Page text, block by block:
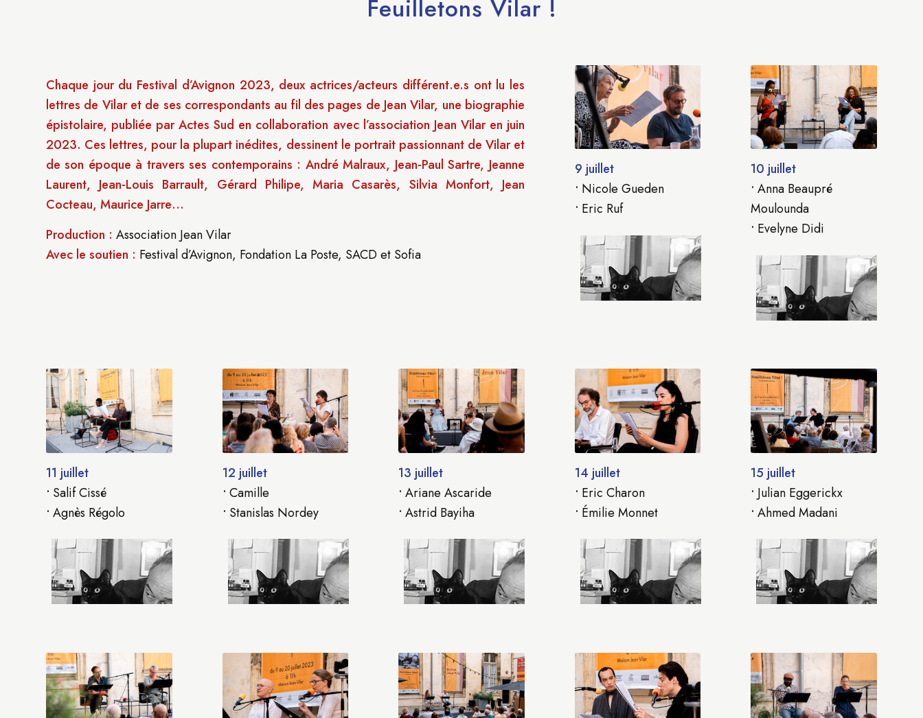
Feuilletons Vilar !
Chaque jour du Festival d’Avignon 2023, deux actrices/acteurs différent.e.s ont lu les
lettres de Vilar et de ses correspondants au fil des pages de Jean Vilar, une biographie
épistolaire, publiée par Actes Sud en collaboration avec l’association Jean Vilar en juin
2023. Ces lettres, pour la plupart inédites, dessinent le portrait passionnant de Vilar et
de son époque à travers ses contemporains : André Malraux, Jean-Paul Sartre, Jeanne
Laurent, Jean-Louis Barrault, Gérard Philipe, Maria Casarès, Silvia Monfort, Jean
Cocteau, Maurice Jarre…
Production : Association Jean Vilar
Avec le soutien : Festival d’Avignon, Fondation La Poste, SACD et Sofia
9 juillet
• Nicole Gueden
• Eric Ruf
10 juillet
•Anna Beaupré
Moulounda
• Evelyne Didi
11 juillet
• Salif Cissé
• Agnès Régolo
12 juillet
• Camille
• Stanislas Nordey
13 juillet
• Ariane Ascaride
• Astrid Bayiha
14 juillet
• Eric Charon
• Émilie Monnet
15 juillet
• Julian Eggerickx
• Ahmed Madani